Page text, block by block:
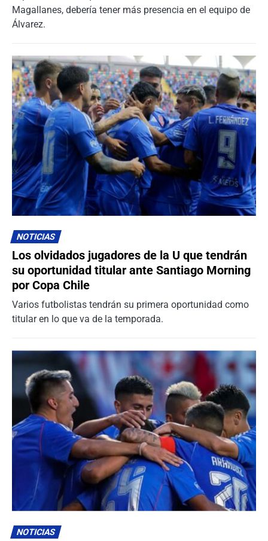
Magallanes, debería tener más presencia en el equipo de
Álvarez.
NOTICIAS
Los olvidados jugadores de la U que tendrán
su oportunidad titular ante Santiago Morning
por Copa Chile
Varios futbolistas tendrán su primera oportunidad como
titular en lo que va de la temporada.
NOTICIAS